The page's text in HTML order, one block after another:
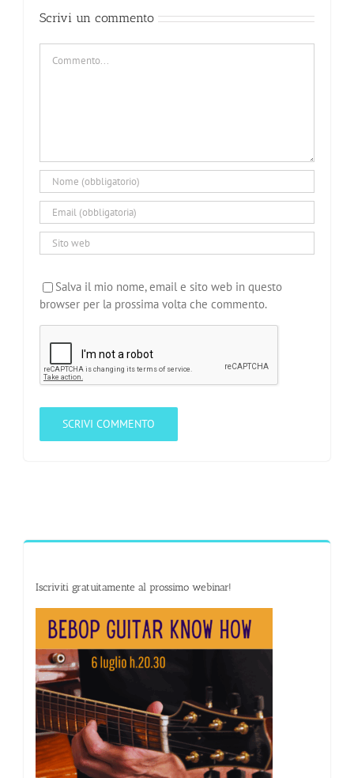
Scrivi un commento
Salva il mio nome, email e sito web in questo
browser per la prossima volta che commento.
Iscriviti gratuitamente al prossimo webinar!